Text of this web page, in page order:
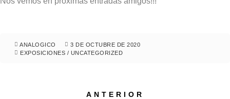
ANALOGICO
3 DE OCTUBRE DE 2020
EXPOSICIONES / UNCATEGORIZED
ANTERIOR